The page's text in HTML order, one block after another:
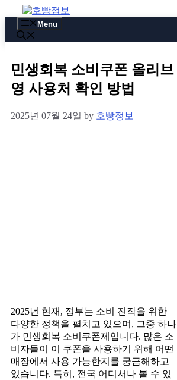
to
content
Menu
민생회복 소비쿠폰 올리브
영 사용처 확인 방법
2025년 07월 24일 by 호빵정보
2025년 현재, 정부는 소비 진작을 위한
다양한 정책을 펼치고 있으며, 그중 하나
가 민생회복 소비쿠폰제입니다. 많은 소
비자들이 이 쿠폰을 사용하기 위해 어떤
매장에서 사용 가능한지를 궁금해하고
있습니다. 특히, 전국 어디서나 볼 수 있